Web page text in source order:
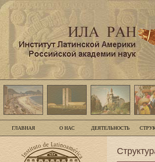
ГЛАВНАЯ О НАС ДЕЯТЕЛЬНОСТЬ